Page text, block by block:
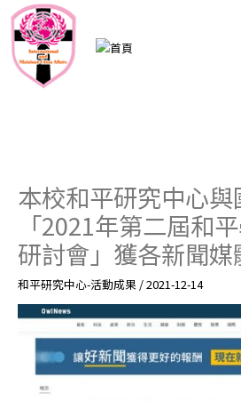
本校和平研究中心
「2021年第二屆和
研討會」獲各新聞
和平研究中心-活動成果/2021-12-14